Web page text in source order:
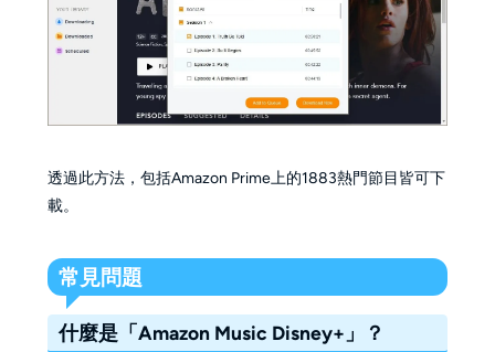
透過此方法，包括Amazon Prime上的1883熱門節目皆可下
載。
常見問題
什麼是「Amazon Music Disney+」？